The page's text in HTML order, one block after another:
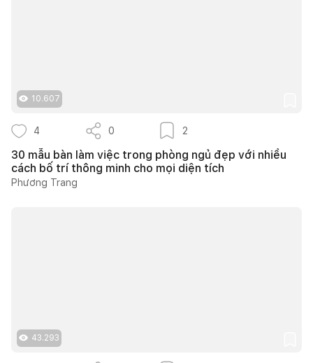
10.607
4 0 2
30 mẫu bàn làm việc trong phòng ngủ đẹp với nhiều
cách bố trí thông minh cho mọi diện tích
Phương Trang
43.293